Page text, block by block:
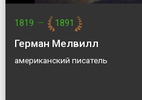
1819 — 1891
Герман Мелвилл
американский писатель